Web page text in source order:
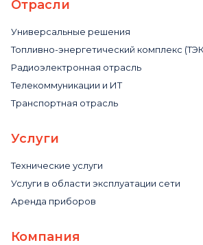
Отрасли
Универсальные решения
Топливно-энергетический комплекс
Радиоэлектронная отрасль
Телекоммуникации и ИТ
Транспортная отрасль
Услуги
Технические услуги
Услуги в области эксплуатации сети
Аренда приборов
Компания